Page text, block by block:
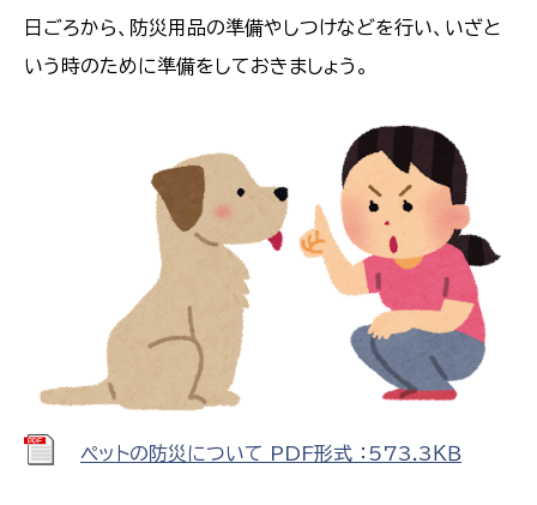
日ごろから、防災用品の準備やしつけなどを行い、いざと
いう時のために準備をしておきましょう。
ペットの防災について PDF形式 ：573.3ＫＢ